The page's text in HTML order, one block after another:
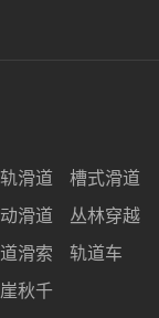
滑道
滑道
滑索
秋千
槽式滑道
丛林穿越
轨道车